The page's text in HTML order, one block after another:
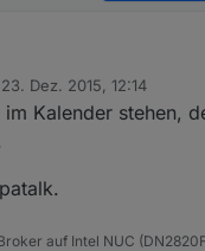
23. Dez. 2015, 12:14
von
Kalender stehen,
auf Intel NUC